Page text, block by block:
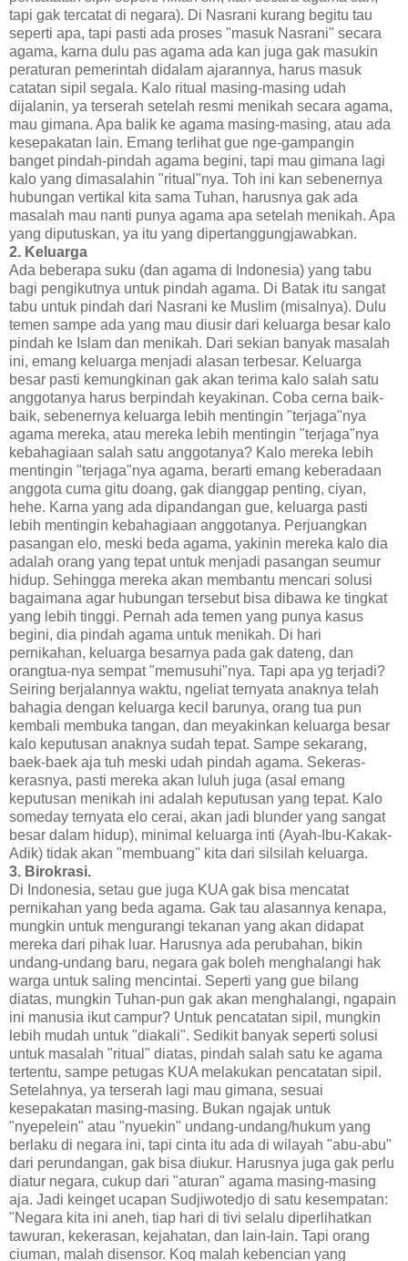
tapi gak tercatat di negara). Di Nasrani kurang begitu tau
seperti apa, tapi pasti ada proses "masuk Nasrani" secara
agama, karna dulu pas agama ada kan juga gak masukin
peraturan pemerintah didalam ajarannya, harus masuk
catatan sipil segala. Kalo ritual masing-masing udah
dijalanin, ya terserah setelah resmi menikah secara agama,
mau gimana. Apa balik ke agama masing-masing, atau ada
kesepakatan lain. Emang terlihat gue nge-gampangin
banget pindah-pindah agama begini, tapi mau gimana lagi
kalo yang dimasalahin "ritual"nya. Toh ini kan sebenernya
hubungan vertikal kita sama Tuhan, harusnya gak ada
masalah mau nanti punya agama apa setelah menikah. Apa
yang diputuskan, ya itu yang dipertanggungjawabkan.
2. Keluarga
Ada beberapa suku (dan agama di Indonesia) yang tabu
bagi pengikutnya untuk pindah agama. Di Batak itu sangat
tabu untuk pindah dari Nasrani ke Muslim (misalnya). Dulu
temen sampe ada yang mau diusir dari keluarga besar kalo
pindah ke Islam dan menikah. Dari sekian banyak masalah
ini, emang keluarga menjadi alasan terbesar. Keluarga
besar pasti kemungkinan gak akan terima kalo salah satu
anggotanya harus berpindah keyakinan. Coba cerna baik-
baik, sebenernya keluarga lebih mentingin "terjaga"nya
agama mereka, atau mereka lebih mentingin "terjaga"nya
kebahagiaan salah satu anggotanya? Kalo mereka lebih
mentingin "terjaga"nya agama, berarti emang keberadaan
anggota cuma gitu doang, gak dianggap penting, ciyan,
hehe. Karna yang ada dipandangan gue, keluarga pasti
lebih mentingin kebahagiaan anggotanya. Perjuangkan
pasangan elo, meski beda agama, yakinin mereka kalo dia
adalah orang yang tepat untuk menjadi pasangan seumur
hidup. Sehingga mereka akan membantu mencari solusi
bagaimana agar hubungan tersebut bisa dibawa ke tingkat
yang lebih tinggi. Pernah ada temen yang punya kasus
begini, dia pindah agama untuk menikah. Di hari
pernikahan, keluarga besarnya pada gak dateng, dan
orangtua-nya sempat "memusuhi"nya. Tapi apa yg terjadi?
Seiring berjalannya waktu, ngeliat ternyata anaknya telah
bahagia dengan keluarga kecil barunya, orang tua pun
kembali membuka tangan, dan meyakinkan keluarga besar
kalo keputusan anaknya sudah tepat. Sampe sekarang,
baek-baek aja tuh meski udah pindah agama. Sekeras-
kerasnya, pasti mereka akan luluh juga (asal emang
keputusan menikah ini adalah keputusan yang tepat. Kalo
someday ternyata elo cerai, akan jadi blunder yang sangat
besar dalam hidup), minimal keluarga inti (Ayah-Ibu-Kakak-
Adik) tidak akan "membuang" kita dari silsilah keluarga.
3. Birokrasi.
Di Indonesia, setau gue juga KUA gak bisa mencatat
pernikahan yang beda agama. Gak tau alasannya kenapa,
mungkin untuk mengurangi tekanan yang akan didapat
mereka dari pihak luar. Harusnya ada perubahan, bikin
undang-undang baru, negara gak boleh menghalangi hak
warga untuk saling mencintai. Seperti yang gue bilang
diatas, mungkin Tuhan-pun gak akan menghalangi, ngapain
ini manusia ikut campur? Untuk pencatatan sipil, mungkin
lebih mudah untuk "diakali". Sedikit banyak seperti solusi
untuk masalah "ritual" diatas, pindah salah satu ke agama
tertentu, sampe petugas KUA melakukan pencatatan sipil.
Setelahnya, ya terserah lagi mau gimana, sesuai
kesepakatan masing-masing. Bukan ngajak untuk
"nyepelein" atau "nyuekin" undang-undang/hukum yang
berlaku di negara ini, tapi cinta itu ada di wilayah "abu-abu"
dari perundangan, gak bisa diukur. Harusnya juga gak perlu
diatur negara, cukup dari "aturan" agama masing-masing
aja. Jadi keinget ucapan Sudjiwotedjo di satu kesempatan:
"Negara kita ini aneh, tiap hari di tivi selalu diperlihatkan
tawuran, kekerasan, kejahatan, dan lain-lain. Tapi orang
ciuman, malah disensor. Koq malah kebencian yang